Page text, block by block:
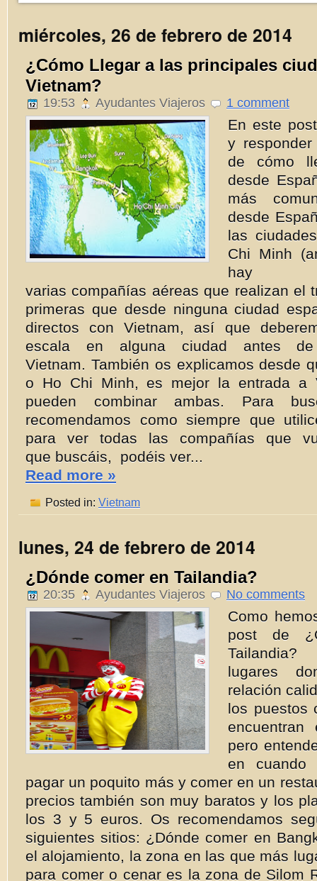
miércoles, 26 de febrero de 2014
¿Cómo Llegar a las principales
Vietnam?
19:53 Ayudantes Viajeros 1 comment
En este
y
de cómo
desde
más
desde
las
Chi Minh
hay
varias compañías aéreas que realizan el
primeras que desde ninguna ciudad
directos con Vietnam, así que
escala en alguna ciudad antes
Vietnam. También os explicamos desde
o Ho Chi Minh, es mejor la entrada a
pueden combinar ambas. Para
recomendamos como siempre que
para ver todas las compañías que
que buscáis, podéis ver...
Read more »
Posted in: Vietnam
lunes, 24 de febrero de 2014
¿Dónde comer en Tailandia?
20:35 Ayudantes Viajeros No comments
Como
post de
lugares
relación
los puestos
pero
en cuando
pagar un poquito más y comer en un
precios también son muy baratos y los
los 3 y 5 euros. Os recomendamos
siguientes sitios: ¿Dónde comer en
el alojamiento, la zona en las que más
para comer o cenar es la zona de Silom